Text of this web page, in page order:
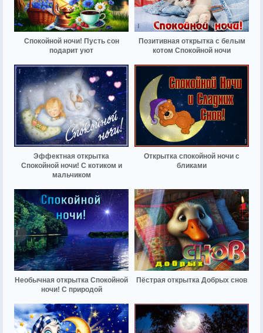
Спокойной ночи! Пусть сон
подарит уют
Позитивная открытка с белым
котом Спокойной ночи
Эффектная открытка
Спокойной ночи! С котиком и
мальчиком
Открытка спокойной ночи с
бликами
Необычная открытка Спокойной
ночи! С природой
Пёстрая открытка Добрых снов